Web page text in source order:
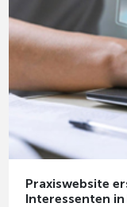
Praxiswebsite
Interessenten